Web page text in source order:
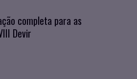
completa para as
Devir